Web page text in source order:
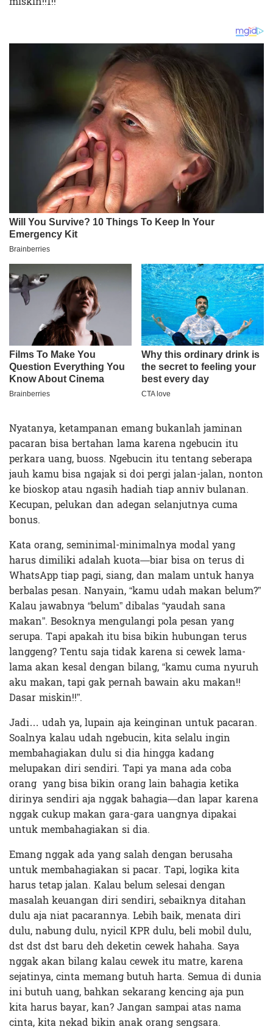
Nyatanya, ketampanan emang bukanlah jaminan
pacaran bisa bertahan lama karena ngebucin itu
perkara uang, buoss. Ngebucin itu tentang seberapa
jauh kamu bisa ngajak si doi pergi jalan-jalan, nonton
ke bioskop atau ngasih hadiah tiap anniv bulanan.
Kecupan, pelukan dan adegan selanjutnya cuma
bonus.
Kata orang, seminimal-minimalnya modal yang
harus dimiliki adalah kuota—biar bisa on terus di
WhatsApp tiap pagi, siang, dan malam untuk hanya
berbalas pesan. Nanyain, “kamu udah makan belum?”
Kalau jawabnya “belum” dibalas “yaudah sana
makan”. Besoknya mengulangi pola pesan yang
serupa. Tapi apakah itu bisa bikin hubungan terus
langgeng? Tentu saja tidak karena si cewek lama-
lama akan kesal dengan bilang, “kamu cuma nyuruh
aku makan, tapi gak pernah bawain aku makan!!
Dasar miskin!!”.
Jadi… udah ya, lupain aja keinginan untuk pacaran.
Soalnya kalau udah ngebucin, kita selalu ingin
membahagiakan dulu si dia hingga kadang
melupakan diri sendiri. Tapi ya mana ada coba
orang yang bisa bikin orang lain bahagia ketika
dirinya sendiri aja nggak bahagia—dan lapar karena
nggak cukup makan gara-gara uangnya dipakai
untuk membahagiakan si dia.
Emang nggak ada yang salah dengan berusaha
untuk membahagiakan si pacar. Tapi, logika kita
harus tetap jalan. Kalau belum selesai dengan
masalah keuangan diri sendiri, sebaiknya ditahan
dulu aja niat pacarannya. Lebih baik, menata diri
dulu, nabung dulu, nyicil KPR dulu, beli mobil dulu,
dst dst dst baru deh deketin cewek hahaha. Saya
nggak akan bilang kalau cewek itu matre, karena
sejatinya, cinta memang butuh harta. Semua di dunia
ini butuh uang, bahkan sekarang kencing aja pun
kita harus bayar, kan? Jangan sampai atas nama
cinta, kita nekad bikin anak orang sengsara.